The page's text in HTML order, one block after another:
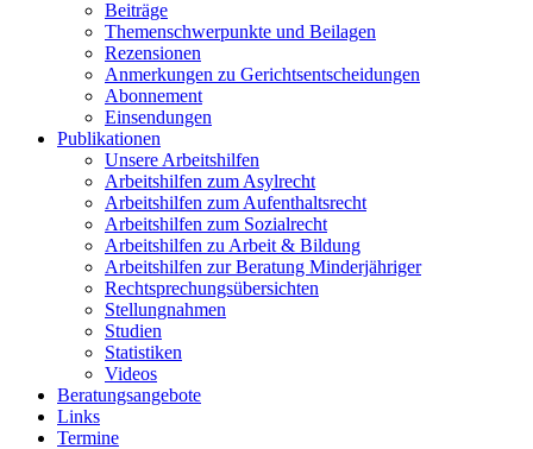
Beiträge
Themenschwerpunkte und Beilagen
Rezensionen
Anmerkungen zu Gerichtsentscheidungen
Abonnement
Einsendungen
Publikationen
Unsere Arbeitshilfen
Arbeitshilfen zum Asylrecht
Arbeitshilfen zum Aufenthaltsrecht
Arbeitshilfen zum Sozialrecht
Arbeitshilfen zu Arbeit & Bildung
Arbeitshilfen zur Beratung Minderjähriger
Rechtsprechungsübersichten
Stellungnahmen
Studien
Statistiken
Videos
Beratungsangebote
Links
Termine